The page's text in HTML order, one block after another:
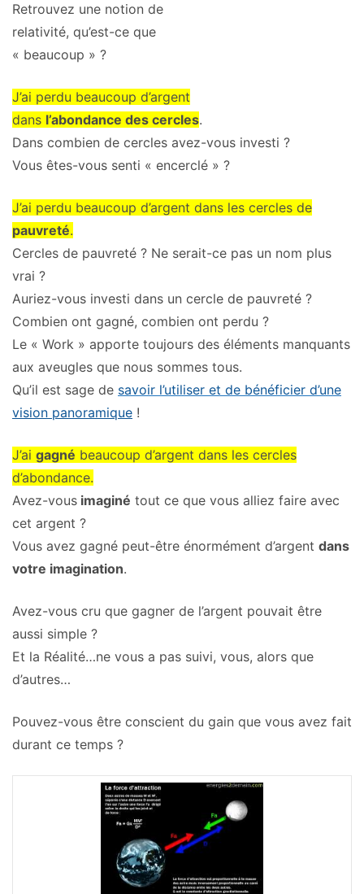
Retrouvez une notion de
relativité, qu’est-ce que
« beaucoup » ?
J’ai perdu beaucoup d’argent
dans l’abondance des cercles.
Dans combien de cercles avez-vous investi ?
Vous êtes-vous senti « encerclé » ?
J’ai perdu beaucoup d’argent dans les cercles de
pauvreté.
Cercles de pauvreté ? Ne serait-ce pas un nom plus
vrai ?
Auriez-vous investi dans un cercle de pauvreté ?
Combien ont gagné, combien ont perdu ?
Le « Work » apporte toujours des éléments manquants
aux aveugles que nous sommes tous.
Qu’il est sage de savoir l’utiliser et de bénéficier d’une
vision panoramique !
J’ai gagné beaucoup d’argent dans les cercles
d’abondance.
Avez-vous imaginé tout ce que vous alliez faire avec
cet argent ?
Vous avez gagné peut-être énormément d’argent dans
votre imagination.
Avez-vous cru que gagner de l’argent pouvait être
aussi simple ?
Et la Réalité…ne vous a pas suivi, vous, alors que
d’autres…
Pouvez-vous être conscient du gain que vous avez fait
durant ce temps ?